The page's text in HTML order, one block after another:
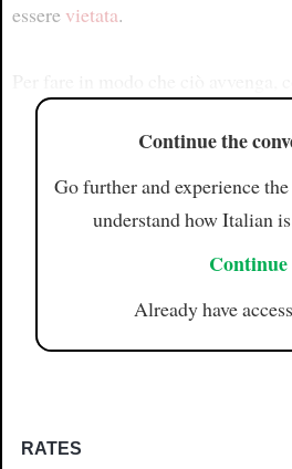
essere vietata.
Continue the
Go further and experience
understand how Italian
Continue
Already have
RATES